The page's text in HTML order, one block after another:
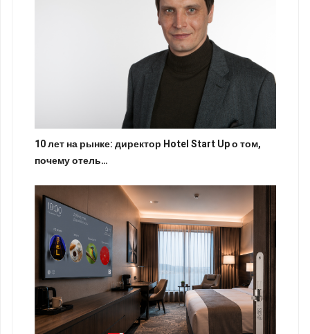
10 лет на рынке: директор Hotel Start Up о том,
почему отель…